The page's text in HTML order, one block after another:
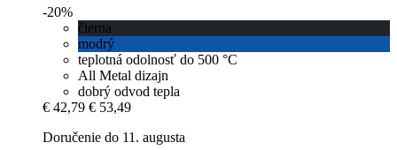
-20%
čierna
modrý
teplotná odolnosť do 500 °C
All Metal dizajn
dobrý odvod tepla
€ 42,79 € 53,49
Doručenie do 11. augusta